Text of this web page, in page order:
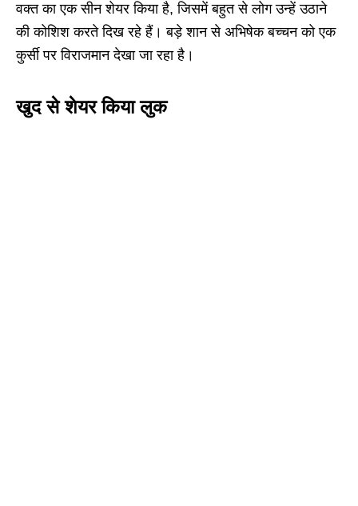
वक्त का एक सीन शेयर किया है, जिसमें बहुत से लोग उन्हें उठाने
की कोशिश करते दिख रहे हैं। बड़े शान से अभिषेक बच्चन को एक
कुर्सी पर विराजमान देखा जा रहा है।
खुद से शेयर किया लुक